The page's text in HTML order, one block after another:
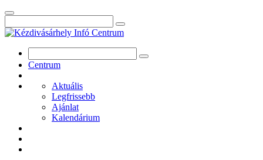
Centrum
Aktuális
Legfrissebb
Ajánlat
Kalendárium